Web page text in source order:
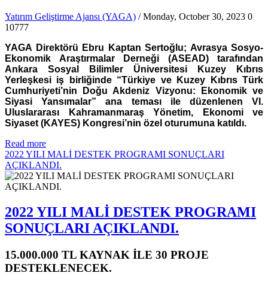
Yatırım Geliştirme Ajansı (YAGA) / Monday, October 30, 2023 0
10777
YAGA Direktörü Ebru Kaptan Sertoğlu; Avrasya Sosyo-
Ekonomik Araştırmalar Derneği (ASEAD) tarafından
Ankara Sosyal Bilimler Üniversitesi Kuzey Kıbrıs
Yerleşkesi iş birliğinde “Türkiye ve Kuzey Kıbrıs Türk
Cumhuriyeti’nin Doğu Akdeniz Vizyonu: Ekonomik ve
Siyasi Yansımalar” ana teması ile düzenlenen VI.
Uluslararası Kahramanmaraş Yönetim, Ekonomi ve
Siyaset (KAYES) Kongresi’nin özel oturumuna katıldı.
Read more
2022 YILI MALİ DESTEK PROGRAMI SONUÇLARI
AÇIKLANDI.
2022 YILI MALİ DESTEK PROGRAMI
SONUÇLARI AÇIKLANDI.
15.000.000 TL KAYNAK İLE 30 PROJE
DESTEKLENECEK.